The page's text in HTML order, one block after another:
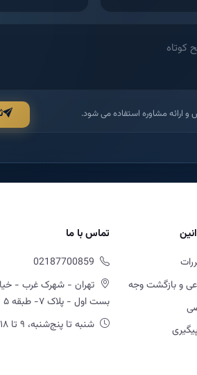
ارائه مشاوره استفاده می شود.
و بازگشت وجه
تماس با ما
02187700859
تهران - شهرک غرب -
بست اول - پلاک ۷- طبقه ۵
شنبه تا پنج‌شنبه، ۹ تا ۱۸